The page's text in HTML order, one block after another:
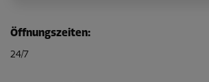
Öffnungszeiten:
24/7